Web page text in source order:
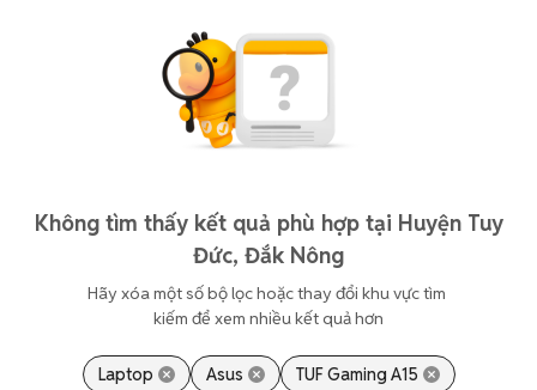
Không tìm thấy kết quả phù hợp tại Huyện Tuy
Đức, Đắk Nông
Hãy xóa một số bộ lọc hoặc thay đổi khu vực tìm
kiếm để xem nhiều kết quả hơn
Laptop Asus TUF Gaming A15